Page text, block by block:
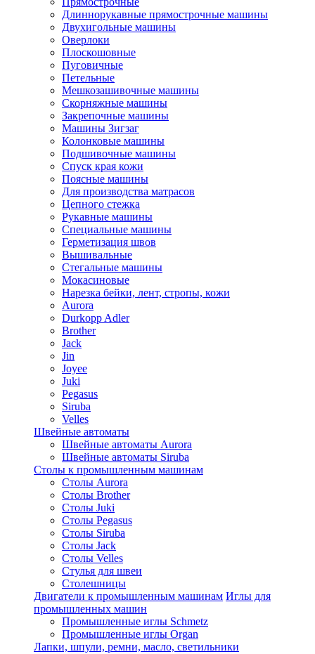
Длиннорукавные прямострочные машины
Двухигольные машины
Оверлоки
Плоскошовные
Пуговичные
Петельные
Мешкозашивочные машины
Скорняжные машины
Закрепочные машины
Машины Зигзаг
Колонковые машины
Подшивочные машины
Спуск края кожи
Поясные машины
Для производства матрасов
Цепного стежка
Рукавные машины
Специальные машины
Герметизация швов
Вышивальные
Стегальные машины
Мокасиновые
Нарезка бейки, лент, стропы, кожи
Aurora
Durkopp Adler
Brother
Jack
Jin
Joyee
Juki
Pegasus
Siruba
Velles
Швейные автоматы
Швейные автоматы Aurora
Швейные автоматы Siruba
Столы к промышленным машинам
Столы Aurora
Столы Brother
Столы Juki
Столы Pegasus
Столы Siruba
Столы Jack
Столы Velles
Стулья для швеи
Столешницы
Двигатели к промышленным машинам Иглы для
промышленных машин
Промышленные иглы Schmetz
Промышленные иглы Organ
Лапки, шпули, ремни, масло, светильники